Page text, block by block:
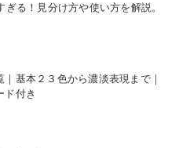
ぎる！見分け方や使い方を解説。
｜基本２３色から濃淡表現まで｜
ド付き